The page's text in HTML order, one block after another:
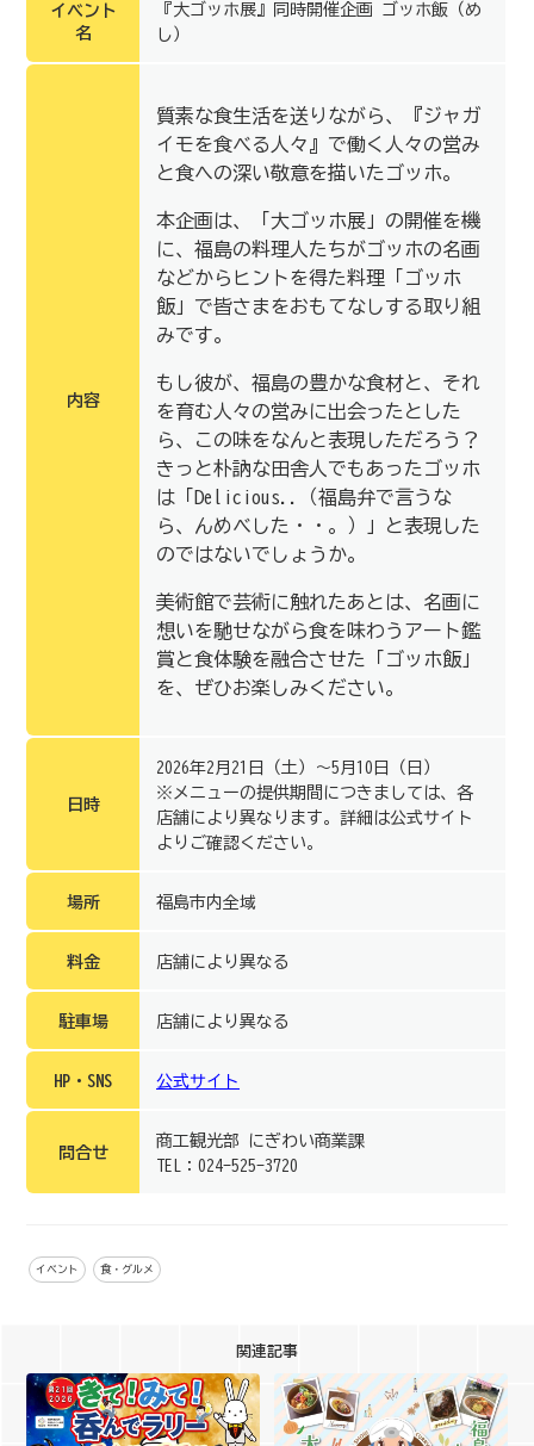
イベント
名
『大ゴッホ展』同時開催企画 ゴッホ飯（め
し）
内容
質素な食生活を送りながら、『ジャガ
イモを食べる人々』で働く人々の営み
と食への深い敬意を描いたゴッホ。
本企画は、「大ゴッホ展」の開催を機
に、福島の料理人たちがゴッホの名画
などからヒントを得た料理「ゴッホ
飯」で皆さまをおもてなしする取り組
みです。
もし彼が、福島の豊かな食材と、それ
を育む人々の営みに出会ったとした
ら、この味をなんと表現しただろう？
きっと朴訥な田舎人でもあったゴッホ
は「Delicious..（福島弁で言うな
ら、んめべした・・。）」と表現した
のではないでしょうか。
美術館で芸術に触れたあとは、名画に
想いを馳せながら食を味わう アート鑑
賞と食体験を融合させた「ゴッホ飯」
を、ぜひお楽しみください。
日時
2026年2月21日（土）～5月10日（日）
※メニューの提供期間につきましては、各
店舗により異なります。詳細は公式サイト
よりご確認ください。
場所 福島市内全域
料金 店舗により異なる
駐車場 店舗により異なる
HP・SNS 公式サイト
問合せ
商工観光部 にぎわい商業課
TEL：024-525-3720
イベント 食・グルメ
関連記事